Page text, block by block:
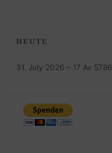
HEUTE
31. July 2026 – 17 Av 5786